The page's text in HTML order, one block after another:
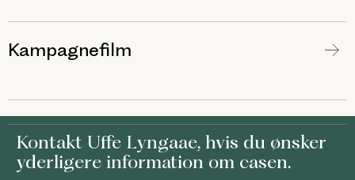
Kampagnefilm
Kontakt Uffe Lyngaae, hvis du ønsker
yderligere information om casen.